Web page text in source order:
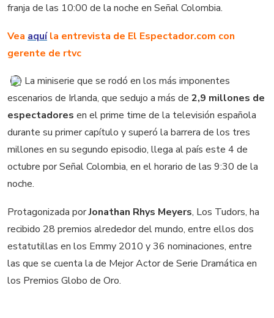
franja de las 10:00 de la noche en Señal Colombia.
Vea aquíla entrevista de El Espectador.com con
gerente de rtvc
La miniserie que se rodó en los más imponentes
escenarios de Irlanda, que sedujo a más de 2,9 millones de
espectadores en el prime time de la televisión española
durante su primer capítulo y superó la barrera de los tres
millones en su segundo episodio, llega al país este 4 de
octubre por Señal Colombia, en el horario de las 9:30 de la
noche.
Protagonizada porJonathan Rhys Meyers, Los Tudors, ha
recibido 28 premios alrededor del mundo, entre ellos dos
estatutillas en los Emmy 2010 y 36 nominaciones, entre
las que se cuenta la de Mejor Actor de Serie Dramática en
los Premios Globo de Oro.